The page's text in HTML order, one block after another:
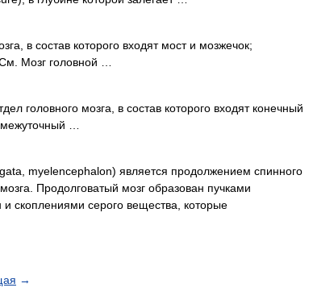
в состав которого входят мост и мозжечок;
Мозг головной …
головного мозга, в состав которого входят конечный
…
myelencephalon) является продолжением спинного
Продолговатый мозг образован пучками
скоплениями серого вещества, которые
→